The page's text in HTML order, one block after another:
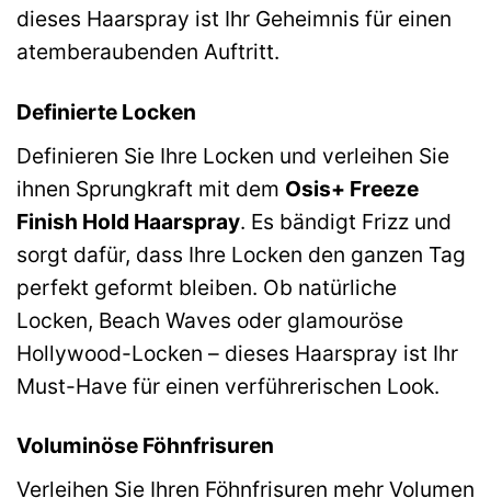
dieses Haarspray ist Ihr Geheimnis für einen
atemberaubenden Auftritt.
Definierte Locken
Definieren Sie Ihre Locken und verleihen Sie
ihnen Sprungkraft mit dem Osis+ Freeze
Finish Hold Haarspray. Es bändigt Frizz und
sorgt dafür, dass Ihre Locken den ganzen Tag
perfekt geformt bleiben. Ob natürliche
Locken, Beach Waves oder glamouröse
Hollywood-Locken – dieses Haarspray ist Ihr
Must-Have für einen verführerischen Look.
Voluminöse Föhnfrisuren
Verleihen Sie Ihren Föhnfrisuren mehr Volumen